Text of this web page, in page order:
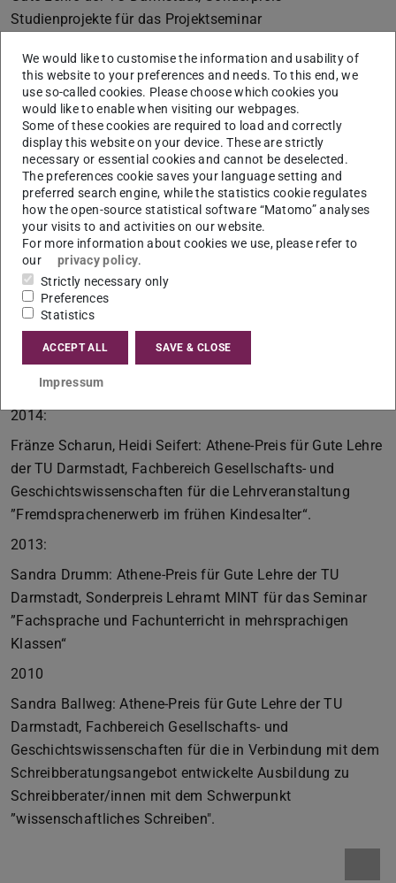
Studienprojekte für das Projektseminar
2016:
Britta Hufeisen, Chris Merkelbach, Lennart Bartelheimer,
Sascha Bay, Constanze Bradlaw, Sandra Drumm, Karen
Fleischhauer, Nathalie Geers, Lisa Hertweck, Lea
Kimmerle, Barbara Stolarczyk, Sandra Sulzer: Athene-
Preis für Gute Lehre der TU Darmstadt, Sonderpreis
Lehramt MINT für das Projekt ”AllFaSprInt“ (Alle Fächer
Sprache Interkulturalität).
Donna Drucker: Athene-Preis für Gute Lehre der TU
Darmstadt, Sonderpreis Gender-sensible und Diversity-
gerechte Lehre geht an Dr. Donna Drucker für die Gender-
sensible und Diversity-gerechte Lehre im Rahmen einer
Gastprofessur am Fachbereich Bau- und
Umweltingenieurwissenschaften.
2014:
Fränze Scharun, Heidi Seifert: Athene-Preis für Gute Lehre
der TU Darmstadt, Fachbereich Gesellschafts- und
Geschichtswissenschaften für die Lehrveranstaltung
”Fremdsprachenerwerb im frühen Kindesalter“.
2013:
Sandra Drumm: Athene-Preis für Gute Lehre der TU
Darmstadt, Sonderpreis Lehramt MINT für das Seminar
”Fachsprache und Fachunterricht in mehrsprachigen
Klassen“
2010
Sandra Ballweg: Athene-Preis für Gute Lehre der TU
Darmstadt, Fachbereich Gesellschafts- und
Geschichtswissenschaften für die in Verbindung mit dem
Schreibberatungsangebot entwickelte Ausbildung zu
Schreibberater/innen mit dem Schwerpunkt
”wissenschaftliches Schreiben".
We would like to customise the information and usability of
this website to your preferences and needs. To this end, we
use so-called cookies. Please choose which cookies you
would like to enable when visiting our webpages.
Some of these cookies are required to load and correctly
display this website on your device. These are strictly
necessary or essential cookies and cannot be deselected.
The preferences cookie saves your language setting and
preferred search engine, while the statistics cookie regulates
how the open-source statistical software “Matomo” analyses
your visits to and activities on our website.
For more information about cookies we use, please refer to
our
privacy policy.
Strictly necessary only
Preferences
Statistics
ACCEPT ALL SAVE & CLOSE
Impressum